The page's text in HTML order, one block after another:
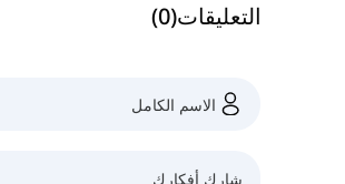
التعليقات(
0
)